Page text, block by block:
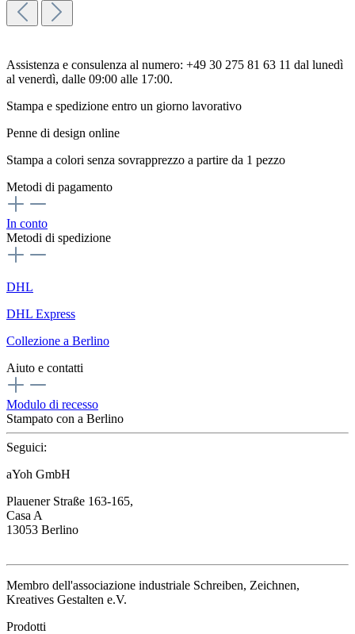
Assistenza e consulenza al numero: +49 30 275 81 63 11 dal lunedì
al venerdì, dalle 09:00 alle 17:00.
Stampa e spedizione entro un giorno lavorativo
Penne di design online
Stampa a colori senza sovrapprezzo a partire da 1 pezzo
Metodi di pagamento
In conto
Metodi di spedizione
DHL
DHL Express
Collezione a Berlino
Aiuto e contatti
Modulo di recesso
Stampato con a Berlino
Seguici:
aYoh GmbH
Plauener Straße 163-165,
Casa A
13053 Berlino
Membro dell'associazione industriale Schreiben, Zeichnen,
Kreatives Gestalten e.V.
Prodotti